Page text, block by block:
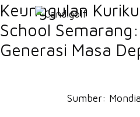
Keunggulan
School
Generasi Masa
Sumber: